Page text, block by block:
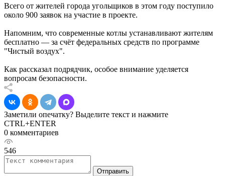
Всего от жителей города угольщиков в этом году поступило
около 900 заявок на участие в проекте.
Напомним, что современные котлы устанавливают жителям
бесплатно — за счёт федеральных средств по программе
"Чистый воздух".
Как рассказал подрядчик, особое внимание уделяется
вопросам безопасности.
Заметили опечатку? Выделите текст и нажмите
CTRL+ENTER
0 комментариев
546
Отправить